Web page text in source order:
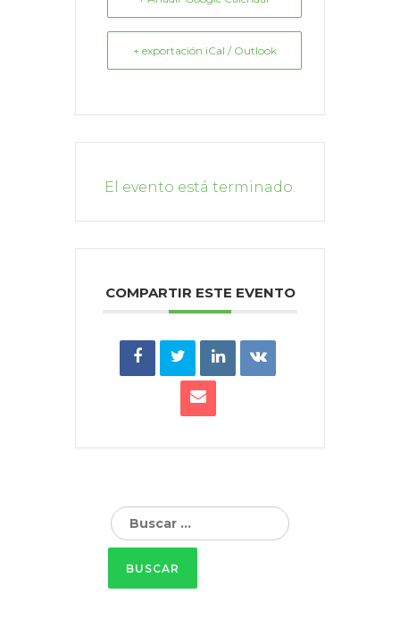
+ exportación iCal / Outlook
El evento está terminado.
COMPARTIR ESTE EVENTO
Buscar: